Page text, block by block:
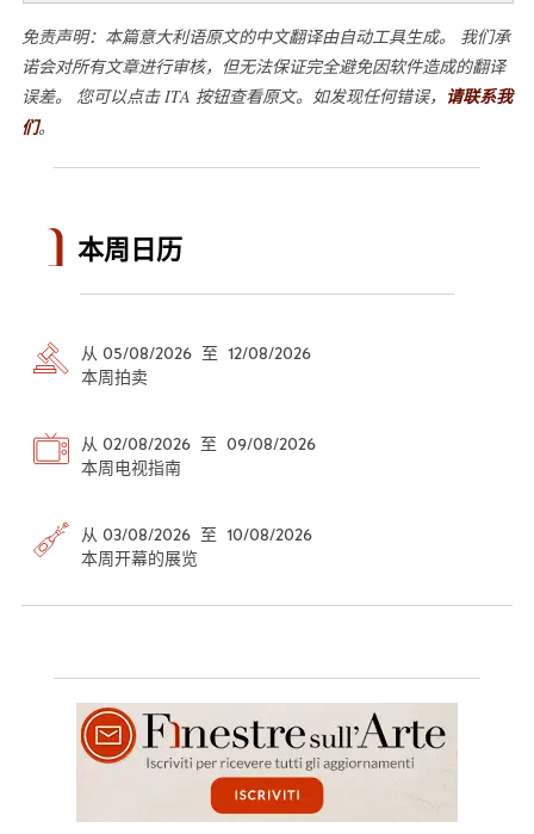
免责声明：本篇意大利语原文的中文翻译由自动工具生成。 我们承
诺会对所有文章进行审核，但无法保证完全避免因软件造成的翻译
误差。 您可以点击 ITA 按钮查看原文。如发现任何错误， 请联系我
们。
本周日历
从 05/08/2026 至 12/08/2026
本周拍卖
从 02/08/2026 至 09/08/2026
本周电视指南
从 03/08/2026 至 10/08/2026
本周开幕的展览